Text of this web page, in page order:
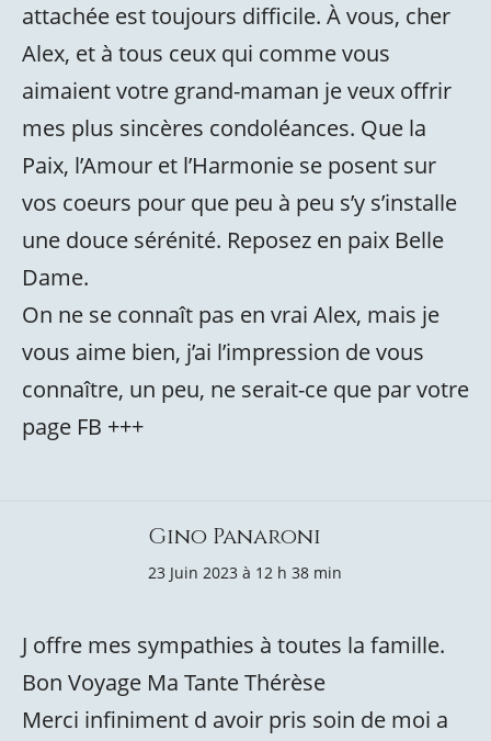
attachée est toujours difficile. À vous, cher
Alex, et à tous ceux qui comme vous
aimaient votre grand-maman je veux offrir
mes plus sincères condoléances. Que la
Paix, l’Amour et l’Harmonie se posent sur
vos coeurs pour que peu à peu s’y s’installe
une douce sérénité. Reposez en paix Belle
Dame.
On ne se connaît pas en vrai Alex, mais je
vous aime bien, j’ai l’impression de vous
connaître, un peu, ne serait-ce que par votre
page FB +++
Gino Panaroni
23 Juin 2023 à 12 h 38 min
J offre mes sympathies à toutes la famille.
Bon Voyage Ma Tante Thérèse
Merci infiniment d avoir pris soin de moi a